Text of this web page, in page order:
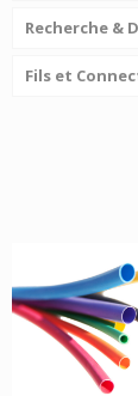
Recherche &
Fils et